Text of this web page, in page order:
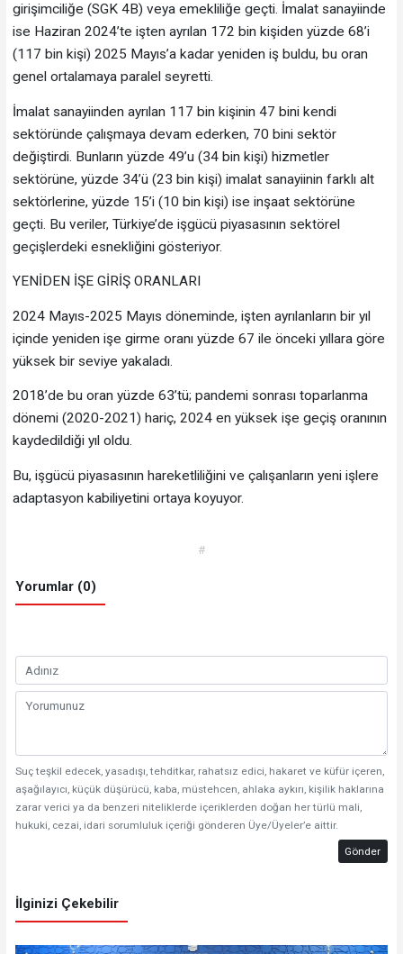
girişimciliğe (SGK 4B) veya emekliliğe geçti. İmalat sanayiinde
ise Haziran 2024’te işten ayrılan 172 bin kişiden yüzde 68’i
(117 bin kişi) 2025 Mayıs’a kadar yeniden iş buldu, bu oran
genel ortalamaya paralel seyretti.
İmalat sanayiinden ayrılan 117 bin kişinin 47 bini kendi
sektöründe çalışmaya devam ederken, 70 bini sektör
değiştirdi. Bunların yüzde 49’u (34 bin kişi) hizmetler
sektörüne, yüzde 34’ü (23 bin kişi) imalat sanayiinin farklı alt
sektörlerine, yüzde 15’i (10 bin kişi) ise inşaat sektörüne
geçti. Bu veriler, Türkiye’de işgücü piyasasının sektörel
geçişlerdeki esnekliğini gösteriyor.
YENİDEN İŞE GİRİŞ ORANLARI
2024 Mayıs-2025 Mayıs döneminde, işten ayrılanların bir yıl
içinde yeniden işe girme oranı yüzde 67 ile önceki yıllara göre
yüksek bir seviye yakaladı.
2018’de bu oran yüzde 63’tü; pandemi sonrası toparlanma
dönemi (2020-2021) hariç, 2024 en yüksek işe geçiş oranının
kaydedildiği yıl oldu.
Bu, işgücü piyasasının hareketliliğini ve çalışanların yeni işlere
adaptasyon kabiliyetini ortaya koyuyor.
#
Yorumlar (0)
Suç teşkil edecek, yasadışı, tehditkar, rahatsız edici, hakaret ve küfür içeren,
aşağılayıcı, küçük düşürücü, kaba, müstehcen, ahlaka aykırı, kişilik haklarına
zarar verici ya da benzeri niteliklerde içeriklerden doğan her türlü mali,
hukuki, cezai, idari sorumluluk içeriği gönderen Üye/Üyeler’e aittir.
Gönder
İlginizi Çekebilir